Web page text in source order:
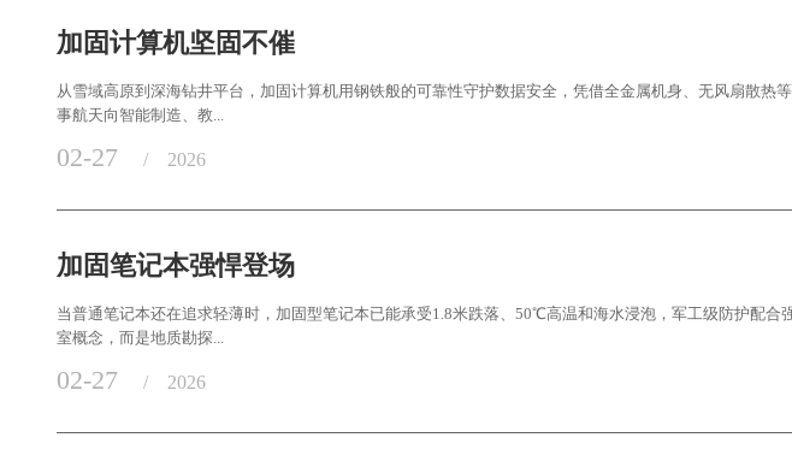
加固计算机坚固不催
从雪域高原到深海钻井平台，加固计算机用钢铁般的可靠性守护数据安全，凭借全金属机身、无风扇散
事航天向智能制造、教...
02-27 / 2026
加固笔记本强悍登场
当普通笔记本还在追求轻薄时，加固型笔记本已能承受1.8米跌落、50℃高温和海水浸泡，军工级防护配
室概念，而是地质勘探...
02-27 / 2026